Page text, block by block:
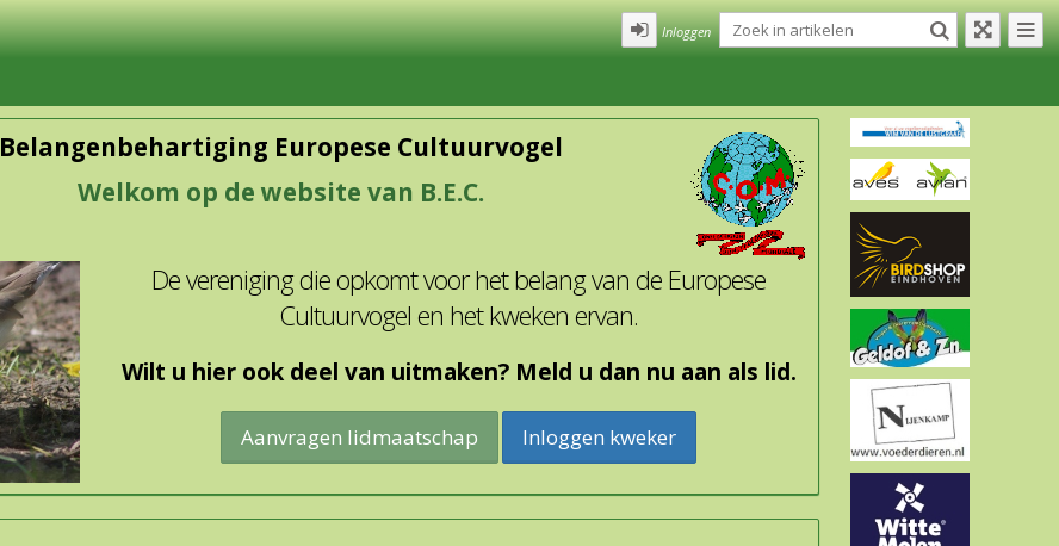
Inloggen
Belangenbehartiging Europese Cultuurvogel
Welkom op de website van B.E.C.
De vereniging die opkomt voor het belang van de Europese
Cultuurvogel en het kweken ervan.
Wilt u hier ook deel van uitmaken? Meld u dan nu aan als lid.
Inloggen kweker